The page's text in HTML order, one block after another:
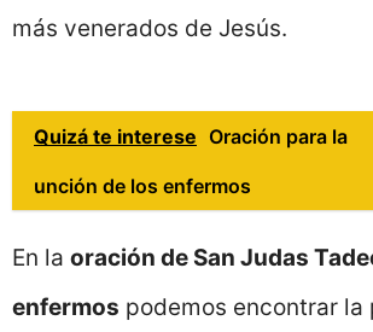
más venerados de Jesús.
Quizá te interese Oración para la
unción de los enfermos
En la oración de San Judas
enfermos podemos encontrar la